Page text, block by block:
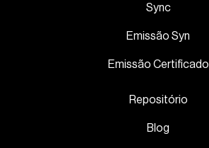
Sync
Emissão Syn
Emissão Certificado
Repositório
Blog